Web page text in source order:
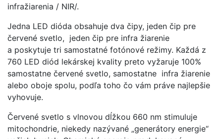
infražiarenia / NIR/.
Jedna LED dióda obsahuje dva čipy, jeden čip pre
červené svetlo, jeden čip pre infra žiarenie
a poskytuje tri samostatné fotónové režimy. Každá z
760 LED diód lekárskej kvality preto vyžaruje 100%
samostatne červené svetlo, samostatne infra žiarenie
alebo oboje spolu, podľa toho čo vám práve najlepšie
vyhovuje.
Červené svetlo s vlnovou dĺžkou 660 nm stimuluje
mitochondrie, niekedy nazývané „generátory energie“